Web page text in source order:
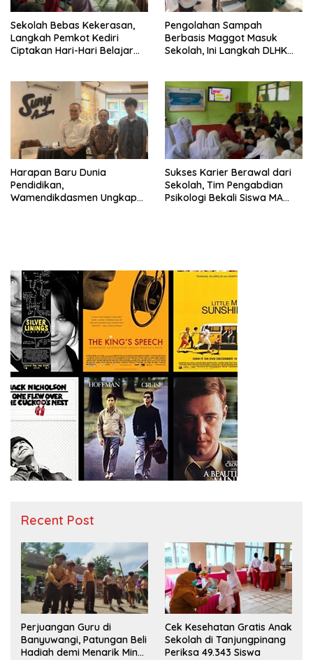
Sekolah Bebas Kekerasan,
Langkah Pemkot Kediri
Ciptakan Hari-Hari Belajar
Pengolahan Sampah
Berbasis Maggot Masuk
Sekolah, Ini Langkah DLHK
Harapan Baru Dunia
Pendidikan,
Wamendikdasmen Ungkap
Sukses Karier Berawal dari
Sekolah, Tim Pengabdian
Psikologi Bekali Siswa MA
Recent Post
Perjuangan Guru di
Banyuwangi, Patungan Beli
Hadiah demi Menarik Minat
Cek Kesehatan Gratis Anak
Sekolah di Tanjungpinang
Periksa 49.343 Siswa